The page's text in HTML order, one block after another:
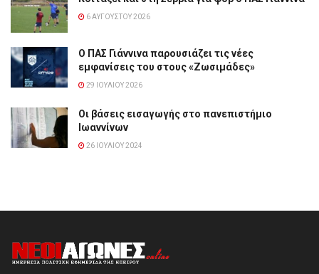
6 ΑΥΓΟΎΣΤΟΥ 2026
Ο ΠΑΣ Γιάννινα παρουσιάζει τις νέες
εμφανίσεις του στους «Ζωσιμάδες»
29 ΙΟΥΛΊΟΥ 2026
Οι βάσεις εισαγωγής στο πανεπιστήμιο
Ιωαννίνων
26 ΙΟΥΛΊΟΥ 2024